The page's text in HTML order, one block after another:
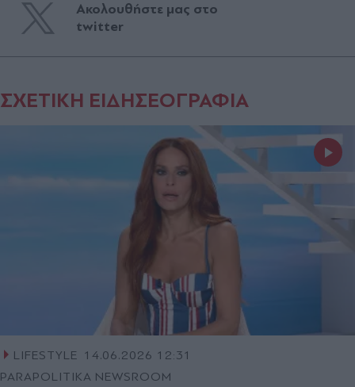
Ακολουθήστε μας στο
twitter
ΣΧΕΤΙΚΗ ΕΙΔΗΣΕΟΓΡΑΦΙΑ
LIFESTYLE 14.06.2026 12:31
PARAPOLITIKA NEWSROOM